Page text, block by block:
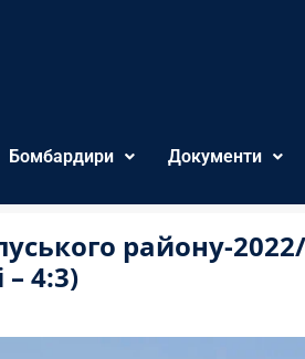
Бомбардири Документи
району-
4:3)